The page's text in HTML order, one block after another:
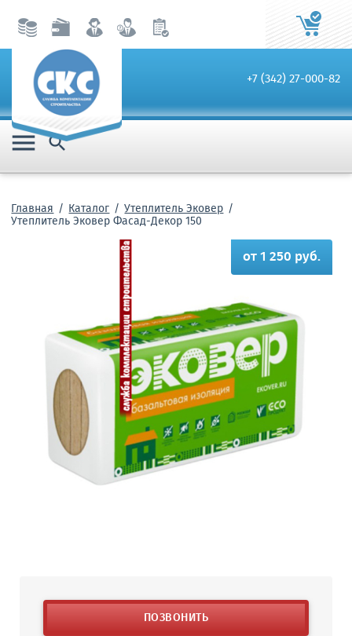
+7 (342) 27-000-82
 
Главная Каталог Утеплитель Эковер
Утеплитель Эковер Фасад-Декор 150
от 1 250 руб.
ПОЗВОНИТЬ